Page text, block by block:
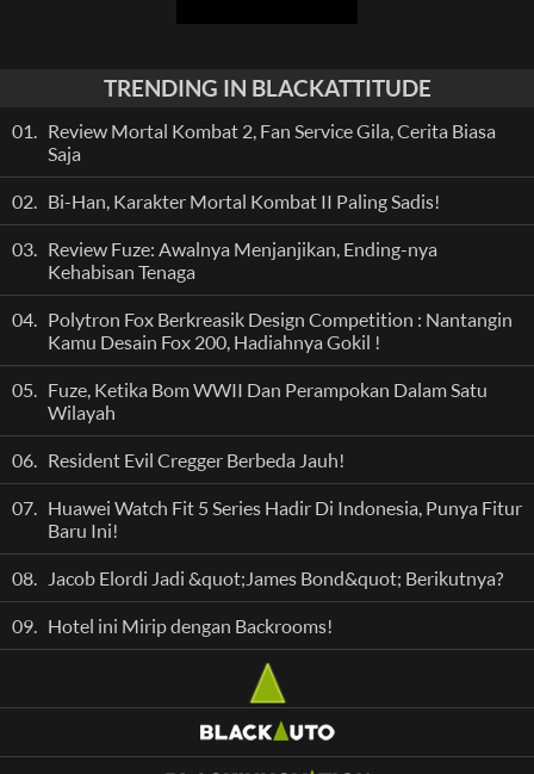
TRENDING IN BLACKATTITUDE
01. Review Mortal Kombat 2, Fan Service Gila, Cerita Biasa
Saja
02. Bi-Han, Karakter Mortal Kombat II Paling Sadis!
03. Review Fuze: Awalnya Menjanjikan, Ending-nya
Kehabisan Tenaga
04. Polytron Fox Berkreasik Design Competition : Nantangin
Kamu Desain Fox 200, Hadiahnya Gokil !
05. Fuze, Ketika Bom WWII Dan Perampokan Dalam Satu
Wilayah
06. Resident Evil Cregger Berbeda Jauh!
07. Huawei Watch Fit 5 Series Hadir Di Indonesia, Punya Fitur
Baru Ini!
08. Jacob Elordi Jadi &quot;James Bond&quot; Berikutnya?
09. Hotel ini Mirip dengan Backrooms!